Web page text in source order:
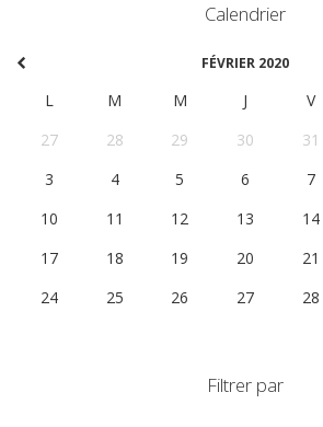
Calendrier
FÉVRIER 2020
L M M J V
27
28 29 30 31
3
4 5 6 7
10
11 12 13 14
17
18 19 20 21
24
25 26 27 28
Filtrer par